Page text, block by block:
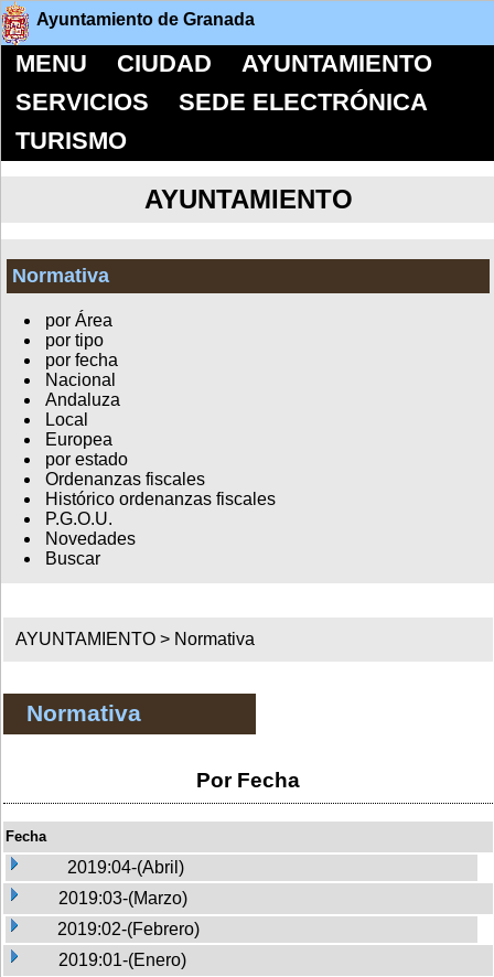
Ayuntamiento de Granada
MENU CIUDAD
AYUNTAMIENTO
SERVICIOS
SEDE ELECTRÓNICA
TURISMO
AYUNTAMIENTO
Normativa
por Área
por tipo
por fecha
Nacional
Andaluza
Local
Europea
por estado
Ordenanzas fiscales
Histórico ordenanzas fiscales
P.G.O.U.
Novedades
Buscar
AYUNTAMIENTO > Normativa
Normativa
Por Fecha
Fecha
2019:04-(Abril)
2019:03-(Marzo)
2019:02-(Febrero)
2019:01-(Enero)